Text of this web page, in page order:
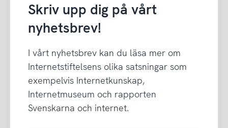
Skriv upp dig på vårt
nyhetsbrev!
I vårt nyhetsbrev kan du läsa mer om
Internetstiftelsens olika satsningar som
exempelvis Internetkunskap,
Internetmuseum och rapporten
Svenskarna och internet.